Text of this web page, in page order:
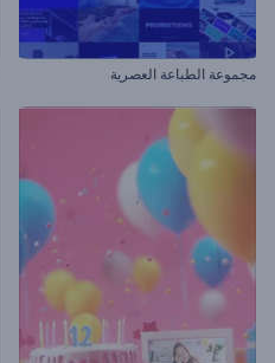
مجموعة الطباعة العصرية